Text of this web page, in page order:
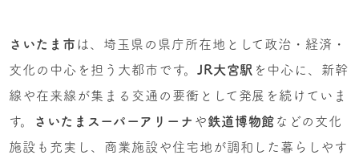
さいたま市 は、埼玉県の県庁所在地として政治・経済・
文化の中心を担う大都市です。 JR大宮駅 を中心に、新幹
線や在来線が集まる交通の要衝として発展を続けていま
す。
さいたまスーパーアリーナ や鉄道博物館 などの文化
施設も充実し、商業施設や住宅地が調和した暮らしやす